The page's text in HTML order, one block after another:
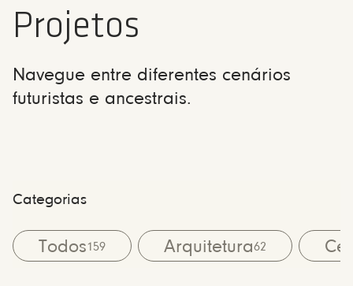
Projetos
Navegue entre diferentes cenários
futuristas e ancestrais.
Categorias
Todos159 Arquitetura62